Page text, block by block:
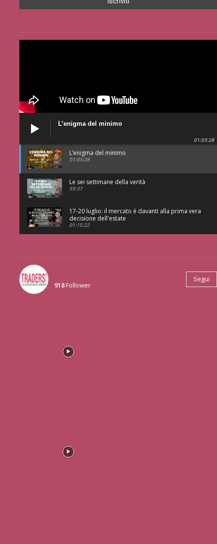
L’enigma del minimo
01:03:28
L’enigma del minimo
01:03:28
Le sei settimane della verità
59:37
17-20 luglio: il mercato è davanti alla prima vera
decisione dell'estate
01:15:22
918Follower
Segui